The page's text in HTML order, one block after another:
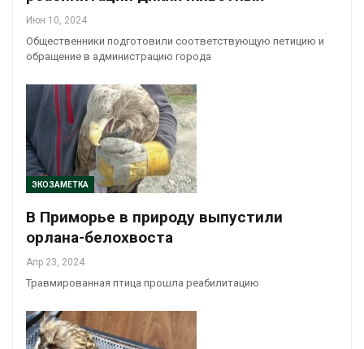
Июн 10, 2024
Общественники подготовили соответствующую петицию и
обращение в администрацию города
ЭКОЗАМЕТКА
В Приморье в природу выпустили
орлана-белохвоста
Апр 23, 2024
Травмированная птица прошла реабилитацию